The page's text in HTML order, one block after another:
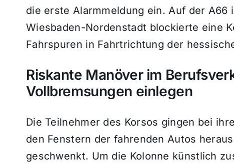
die erste Alarmmeldung ein. Auf der A66
Wiesbaden-Nordenstadt blockierte eine
Fahrspuren in Fahrtrichtung der
Riskante Manöver im
Vollbremsungen einlegen
Die Teilnehmer des Korsos gingen bei
den Fenstern der fahrenden Autos
geschwenkt. Um die Kolonne künstlich